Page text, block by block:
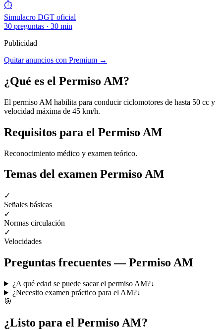
⏱
Simulacro DGT oficial
30 preguntas · 30 min
Publicidad
Quitar anuncios con Premium →
¿Qué es el Permiso AM?
El permiso AM habilita para conducir ciclomotores de hasta 50 cc y
velocidad máxima de 45 km/h.
Requisitos para el Permiso AM
Reconocimiento médico y examen teórico.
Temas del examen Permiso AM
✓
Señales básicas
✓
Normas circulación
✓
Velocidades
Preguntas frecuentes —Permiso AM
¿A qué edad se puede sacar el permiso AM?↓
¿Necesito examen práctico para el AM?↓
🎯
¿Listo para el Permiso AM?